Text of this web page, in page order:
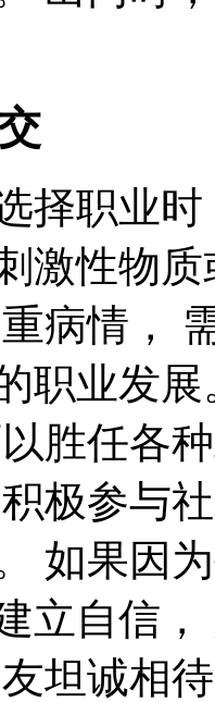
择职业
激性物
病情，
职业发
胜任各
极参与
如果因
立自信
坦诚相